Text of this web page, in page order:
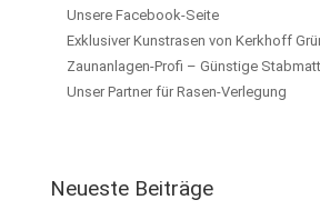
Unsere Facebook-Seite
Exklusiver Kunstrasen von Kerkhoff
Zaunanlagen-Profi – Günstige
Unser Partner für Rasen-Verlegung
Neueste Beiträge